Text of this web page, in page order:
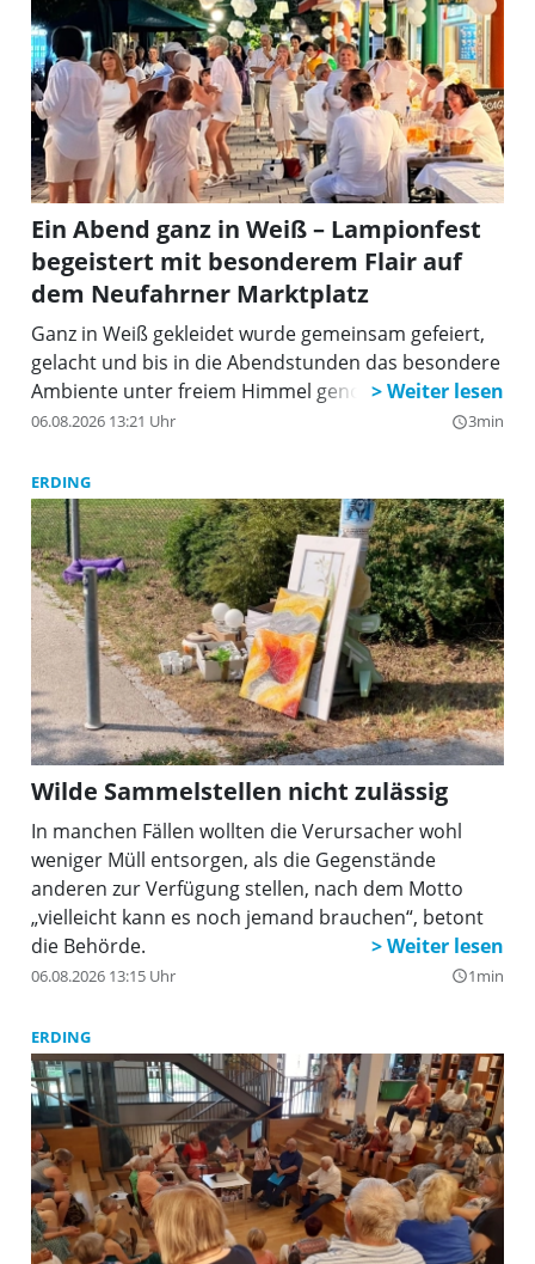
Ein Abend ganz in Weiß – Lampionfest
begeistert mit besonderem Flair auf
dem Neufahrner Marktplatz
Ganz in Weiß gekleidet wurde gemeinsam gefeiert,
gelacht und bis in die Abendstunden das besondere
Ambiente unter freiem Himmel genossen.
06.08.2026 13:21 Uhr query_builder3min
ERDING
Wilde Sammelstellen nicht zulässig
In manchen Fällen wollten die Verursacher wohl
weniger Müll entsorgen, als die Gegenstände
anderen zur Verfügung stellen, nach dem Motto
„vielleicht kann es noch jemand brauchen“, betont
die Behörde.
06.08.2026 13:15 Uhr query_builder1min
ERDING